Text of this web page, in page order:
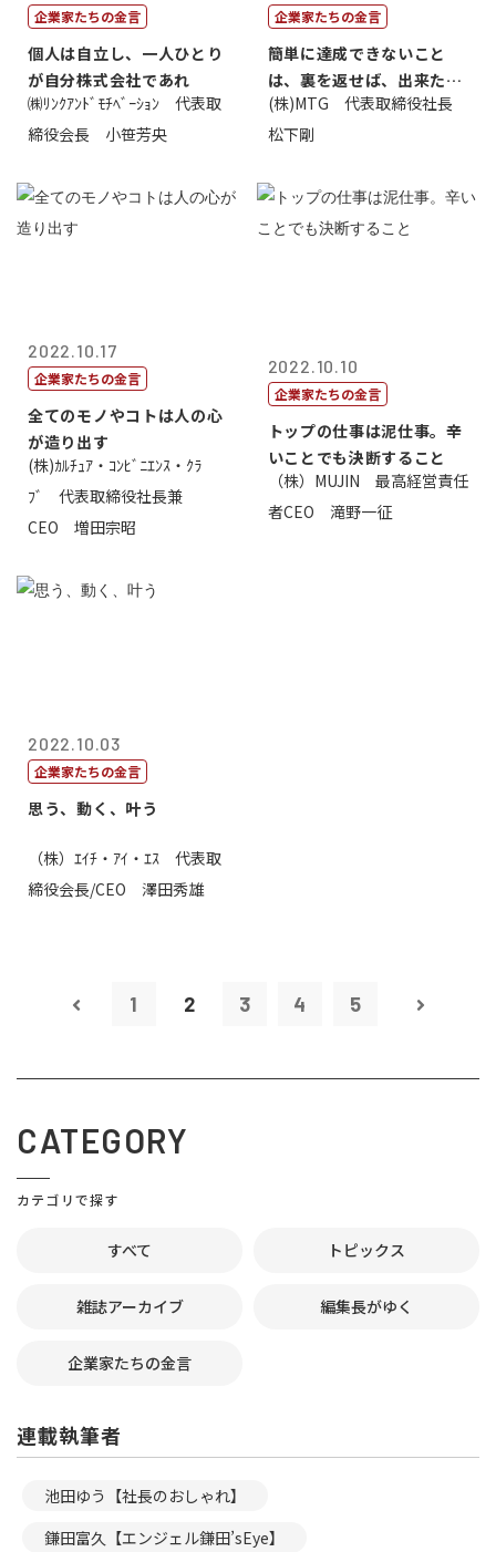
企業家たちの金言
個人は自立し、一人ひとり
が自分株式会社であれ
㈱ﾘﾝｸｱﾝﾄﾞﾓﾁﾍﾞｰｼｮﾝ 代表取
締役会長 小笹芳央
企業家たちの金言
簡単に達成できないこと
は、裏を返せば、出来たら
価値があるとい...
(株)MTG 代表取締役社長
松下剛
2022.10.17
企業家たちの金言
全てのモノやコトは人の心
が造り出す
(株)ｶﾙﾁｭｱ・ｺﾝﾋﾞﾆｴﾝｽ・ｸﾗ
ﾌﾞ 代表取締役社長兼
CEO 増田宗昭
2022.10.10
企業家たちの金言
トップの仕事は泥仕事。辛
いことでも決断すること
（株）MUJIN 最高経営責任
者CEO 滝野一征
2022.10.03
企業家たちの金言
思う、動く、叶う
（株）ｴｲﾁ・ｱｲ・ｴｽ 代表取
締役会長/CEO 澤田秀雄
1 2 3 4 5
CATEGORY
カテゴリで探す
すべて トピックス
雑誌アーカイブ 編集長がゆく
企業家たちの金言
連載執筆者
池田ゆう【社長のおしゃれ】
鎌田富久【エンジェル鎌田’sEye】